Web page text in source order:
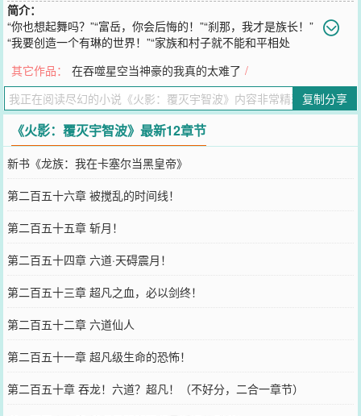
简介：
“你也想起舞吗？”“富岳，你会后悔的！”“刹那，我才是族长！”
“我要创造一个有琳的世界！”“家族和村子就不能和平相处
生成为一名普通宇智波，在诸多宇智波大孝子的环绕下，宇智波烬表
示他不装了，摊牌了！“只有我，才能毁灭宇智波！”短期目标：让宇
智波和木叶同归于尽！中期目标：让宇智波和忍界同归于尽！终极目
标：让宇智波和全宇宙同归于尽！
您要是觉得《火影：覆灭宇智波 》还不错的话请不要忘记向您QQ群和
微博微信里的朋友推荐哦！
其它作品： 在吞噬星空当神豪的我真的太难了 /
复制分享
《火影：覆灭宇智波》最新12章节
新书《龙族：我在卡塞尔当黑皇帝》
第二百五十六章 被搅乱的时间线！
第二百五十五章 斩月！
第二百五十四章 六道·天碍震月！
第二百五十三章 超凡之血，必以剑终！
第二百五十二章 六道仙人
第二百五十一章 超凡级生命的恐怖！
第二百五十章 吞龙！六道？超凡！（不好分，二合一章节）